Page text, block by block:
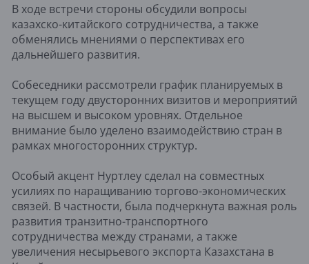
В ходе встречи стороны обсудили вопросы
казахско-китайского сотрудничества, а также
обменялись мнениями о перспективах его
дальнейшего развития.
Собеседники рассмотрели график планируемых в
текущем году двусторонних визитов и мероприятий
на высшем и высоком уровнях. Отдельное
внимание было уделено взаимодействию стран в
рамках многосторонних структур.
Особый акцент Нуртлеу сделал на совместных
усилиях по наращиванию торгово-экономических
связей. В частности, была подчеркнута важная роль
развития транзитно-транспортного
сотрудничества между странами, а также
увеличения несырьевого экспорта Казахстана в